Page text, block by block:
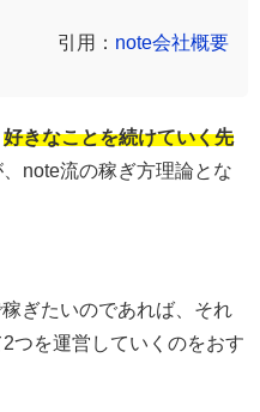
引用： note会社概要
好きなことを続けていく先
、note流の稼ぎ方理論とな
ぎたいのであれば、それ
つを運営していくのをおす